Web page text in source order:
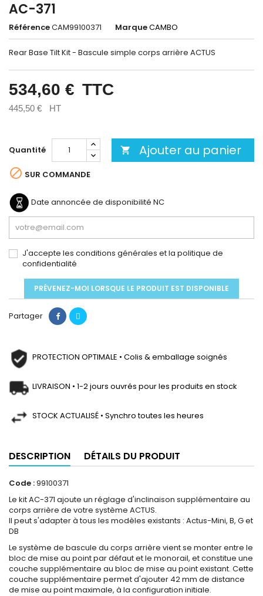
AC-371
RéférenceCAM99100371 MarqueCAMBO
Rear Base Tilt Kit - Bascule simple corps arrière ACTUS
534,60 € TTC
445,50 € HT
Quantité  Ajouter au panier
 SUR COMMANDE
Date annoncée de disponibilité NC
J'accepte les conditions générales et la politique de
confidentialité
PRÉVENEZ-MOI LORSQUE LE PRODUIT EST DISPONIBLE
Partager
PROTECTION OPTIMALE • Colis & emballage soignés
LIVRAISON • 1-2 jours ouvrés pour les produits en stock
STOCK ACTUALISÉ • Synchro toutes les heures
DESCRIPTION DÉTAILS DU PRODUIT
Code :99100371
Le kit AC-371 ajoute un réglage d'inclinaison supplémentaire au
corps arrière de votre système ACTUS.
Il peut s'adapter à tous les modèles existants : Actus-Mini, B, G et
DB
Le système de bascule du corps arrière vient se monter entre le
bloc de mise au point par défaut et le monorail, et constitue une
couche supplémentaire au bloc de mise au point existant. Cette
couche supplémentaire permet d'ajouter 42 mm de distance
de mise au point maximale, à la configuration initiale.